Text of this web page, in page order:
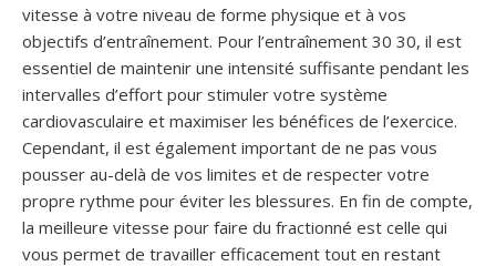
vitesse à votre niveau de forme physique et à vos
objectifs d’entraînement. Pour l’entraînement 30 30, il est
essentiel de maintenir une intensité suffisante pendant les
intervalles d’effort pour stimuler votre système
cardiovasculaire et maximiser les bénéfices de l’exercice.
Cependant, il est également important de ne pas vous
pousser au-delà de vos limites et de respecter votre
propre rythme pour éviter les blessures. En fin de compte,
la meilleure vitesse pour faire du fractionné est celle qui
vous permet de travailler efficacement tout en restant